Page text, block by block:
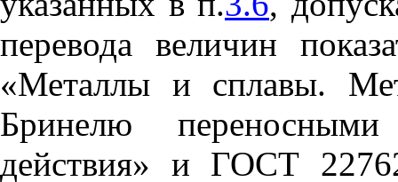
перевода величин
«Металлы и сплавы.
Бринелю переносными
действия» и ГОСТ